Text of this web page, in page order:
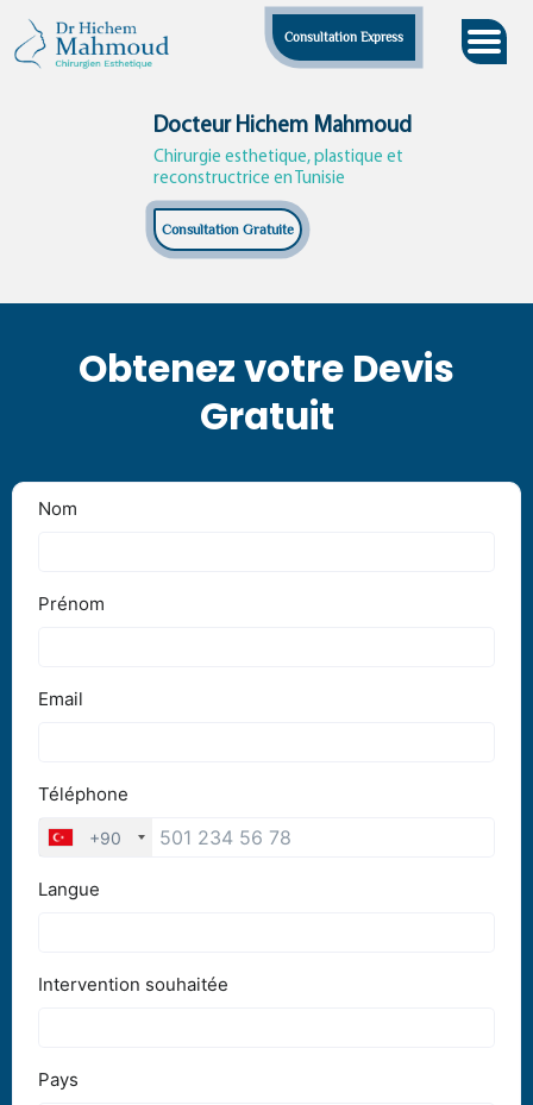
content
Consultation Express
Docteur Hichem Mahmoud
Chirurgie esthetique, plastique et
reconstructrice en Tunisie
Consultation Gratuite
Obtenez votre Devis
Gratuit